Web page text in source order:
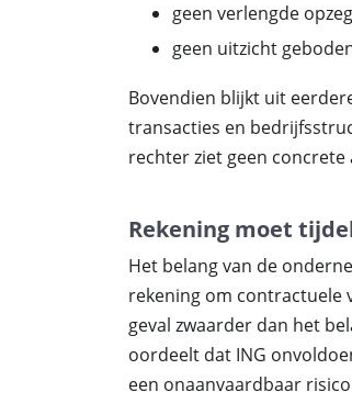
geen verlengde
geen uitzicht
Bovendien blijkt uit
transacties en
rechter ziet geen
Rekening moet
Het belang van de
rekening om contractuele
geval zwaarder dan het
oordeelt dat ING
een onaanvaardbaar